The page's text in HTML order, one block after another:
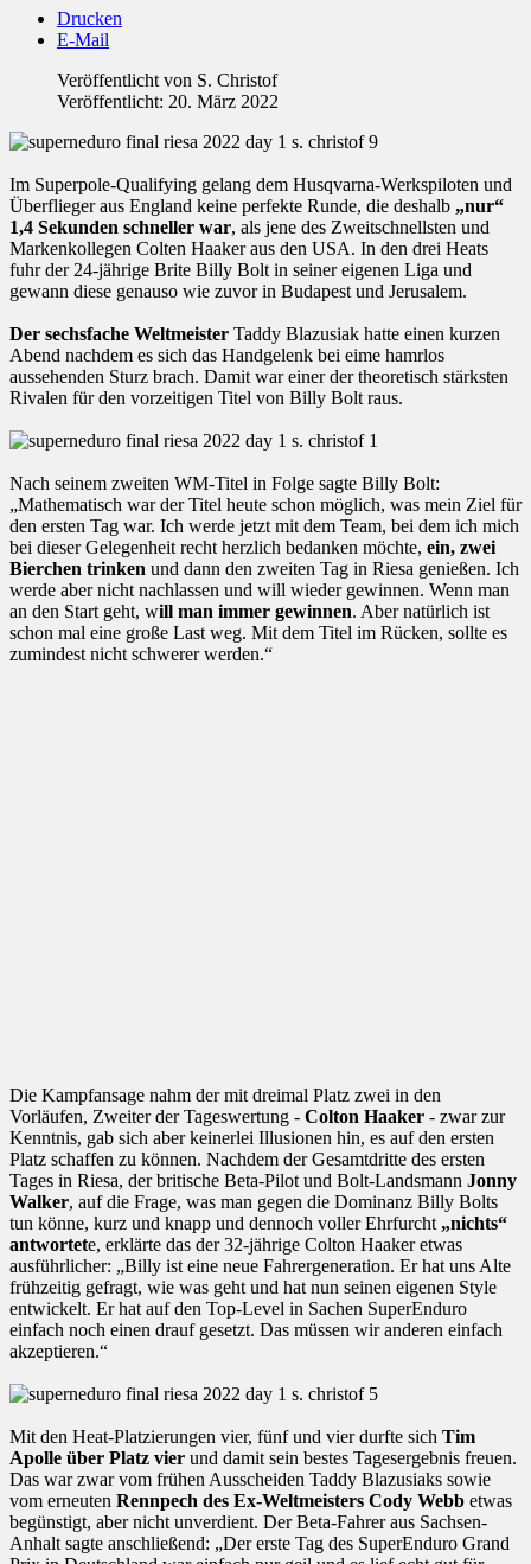
Drucken
E-Mail
Veröffentlicht von S. Christof
Veröffentlicht: 20. März 2022
Im Superpole-Qualifying gelang dem Husqvarna-Werkspiloten und
Überflieger aus England keine perfekte Runde, die deshalb „nur“
1,4 Sekunden schneller war, als jene des Zweitschnellsten und
Markenkollegen Colten Haaker aus den USA. In den drei Heats
fuhr der 24-jährige Brite Billy Bolt in seiner eigenen Liga und
gewann diese genauso wie zuvor in Budapest und Jerusalem.
Der sechsfache Weltmeister Taddy Blazusiak hatte einen kurzen
Abend nachdem es sich das Handgelenk bei eime hamrlos
aussehenden Sturz brach. Damit war einer der theoretisch stärksten
Rivalen für den vorzeitigen Titel von Billy Bolt raus.
Nach seinem zweiten WM-Titel in Folge sagte Billy Bolt:
„Mathematisch war der Titel heute schon möglich, was mein Ziel für
den ersten Tag war. Ich werde jetzt mit dem Team, bei dem ich mich
bei dieser Gelegenheit recht herzlich bedanken möchte, ein, zwei
Bierchen trinken und dann den zweiten Tag in Riesa genießen. Ich
werde aber nicht nachlassen und will wieder gewinnen. Wenn man
an den Start geht, will man immer gewinnen. Aber natürlich ist
schon mal eine große Last weg. Mit dem Titel im Rücken, sollte es
zumindest nicht schwerer werden.“
Die Kampfansage nahm der mit dreimal Platz zwei in den
Vorläufen, Zweiter der Tageswertung - Colton Haaker - zwar zur
Kenntnis, gab sich aber keinerlei Illusionen hin, es auf den ersten
Platz schaffen zu können. Nachdem der Gesamtdritte des ersten
Tages in Riesa, der britische Beta-Pilot und Bolt-Landsmann Jonny
Walker, auf die Frage, was man gegen die Dominanz Billy Bolts
tun könne, kurz und knapp und dennoch voller Ehrfurcht „nichts“
antwortete, erklärte das der 32-jährige Colton Haaker etwas
ausführlicher: „Billy ist eine neue Fahrergeneration. Er hat uns Alte
frühzeitig gefragt, wie was geht und hat nun seinen eigenen Style
entwickelt. Er hat auf den Top-Level in Sachen SuperEnduro
einfach noch einen drauf gesetzt. Das müssen wir anderen einfach
akzeptieren.“
Mit den Heat-Platzierungen vier, fünf und vier durfte sich Tim
Apolle über Platz vier und damit sein bestes Tagesergebnis freuen.
Das war zwar vom frühen Ausscheiden Taddy Blazusiaks sowie
vom erneuten Rennpech des Ex-Weltmeisters Cody Webb etwas
begünstigt, aber nicht unverdient. Der Beta-Fahrer aus Sachsen-
Anhalt sagte anschließend: „Der erste Tag des SuperEnduro Grand